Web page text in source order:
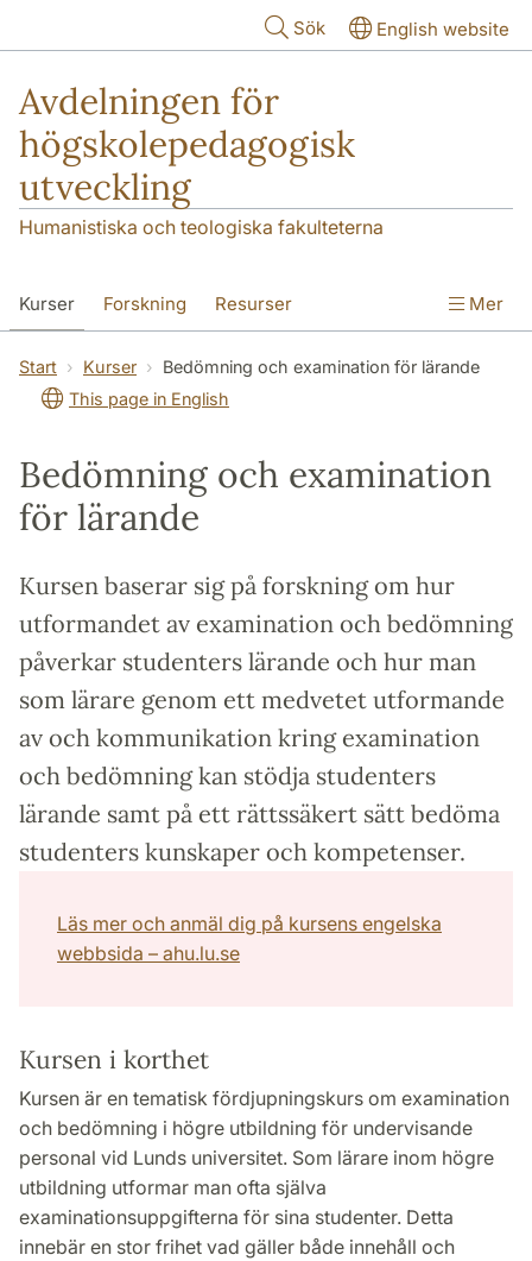
Sök English website
Avdelningen för
högskolepedagogisk
utveckling
Humanistiska och teologiska fakulteterna
Kurser Forskning Resurser
Pedagogisk utveckling Konferens
Nyheter Om oss
Mer
Start Kurser
Bedömning och examination för lärande
This page in English
Bedömning och examination
för lärande
Kursen baserar sig på forskning om hur
utformandet av examination och bedömning
påverkar studenters lärande och hur man
som lärare genom ett medvetet utformande
av och kommunikation kring examination
och bedömning kan stödja studenters
lärande samt på ett rättssäkert sätt bedöma
studenters kunskaper och kompetenser.
Läs mer och anmäl dig på kursens engelska
webbsida – ahu.lu.se
Kursen i korthet
Kursen är en tematisk fördjupningskurs om examination
och bedömning i högre utbildning för undervisande
personal vid Lunds universitet. Som lärare inom högre
utbildning utformar man ofta själva
examinationsuppgifterna för sina studenter. Detta
innebär en stor frihet vad gäller både innehåll och